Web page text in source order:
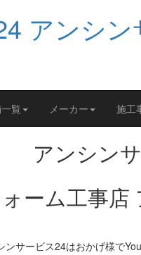
覧 メーカー 施工
アンシン